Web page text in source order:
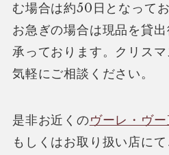
む場合は約50日となってお
お急ぎの場合は現品を貸
承っております。クリス
気軽にご相談ください。
是非お近くのヴーレ・ヴ
もしくはお取り扱い店にて